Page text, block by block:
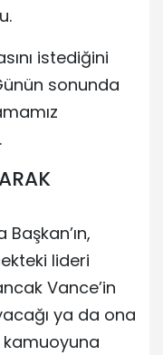
istediğini
sonunda
lideri
Vance’in
ya da ona